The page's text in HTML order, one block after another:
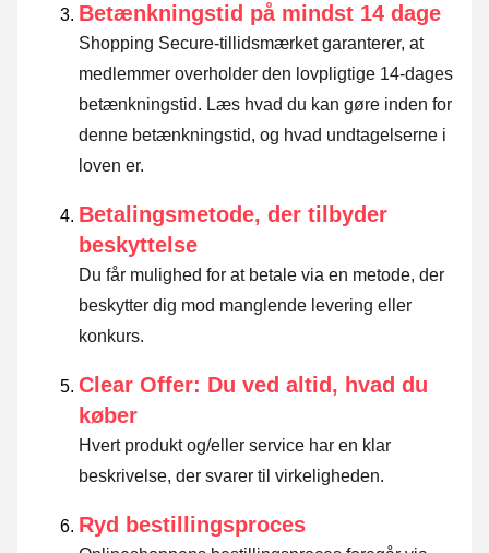
Betænkningstid på mindst 14 dage
Shopping Secure-tillidsmærket garanterer, at
medlemmer overholder den lovpligtige 14-dages
betænkningstid. Læs hvad du kan gøre inden for
denne betænkningstid, og hvad undtagelserne i
loven er.
Betalingsmetode, der tilbyder
beskyttelse
Du får mulighed for at betale via en metode, der
beskytter dig mod manglende levering eller
konkurs.
Clear Offer: Du ved altid, hvad du
køber
Hvert produkt og/eller service har en klar
beskrivelse, der svarer til virkeligheden.
Ryd bestillingsproces